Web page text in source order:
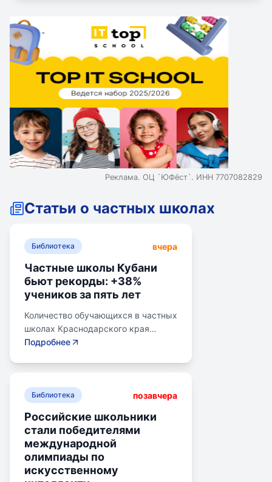
Реклама. ОЦ `ЮФёст`. ИНН 7707082829
Статьи о частных школах
Библиотека вчера
Частные школы Кубани
бьют рекорды: +38%
учеников за пять лет
Количество обучающихся в частных
школах Краснодарского края
выросло на 38% за последние пять
детей. Рост популярности частного
качеством услуг, индивидуальным
подходом и современными
методиками. Государственная
поддержка в виде грантов и
субсидий стимулирует развитие
Подробнее
Библиотека позавчера
Российские школьники
стали победителями
международной
олимпиады по
искусственному